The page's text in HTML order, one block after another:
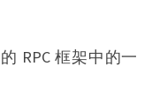
RPC 框架中的一